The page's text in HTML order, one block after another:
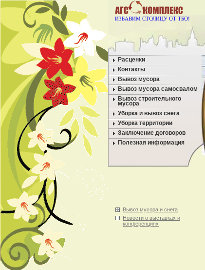
ИЗБАВИМ СТОЛИЦУ ОТ ТБО!
Расценки
Контакты
Вывоз мусора
Вывоз мусора самосвалом
Вывоз строительного
мусора
Уборка и вывоз снега
Уборка территории
Заключение договоров
Полезная информация
Вывоз мусора и снега
Новости о выставках и
конференциях